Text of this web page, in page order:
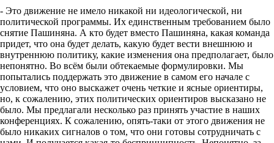
- Это движение не имело никакой ни идеологической, ни
политической программы. Их единственным требованием было
снятие Пашиняна. А кто будет вместо Пашиняна, какая команда
придет, что она будет делать, какую будет вести внешнюю и
внутреннюю политику, какие изменения она предполагает, было
непонятно. Во всём были обтекаемые формулировки. Мы
попытались поддержать это движение в самом его начале с
условием, что оно выскажет очень четкие и ясные ориентиры,
но, к сожалению, этих политических ориентиров высказано не
было. Мы предлагали несколько раз принять участие в наших
конференциях. К сожалению, опять-таки от этого движения не
было никаких сигналов о том, что они готовы сотрудничать с